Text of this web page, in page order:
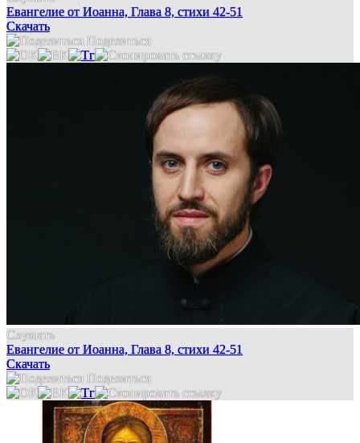
Евангелие от Иоанна, Глава 8, стихи 42-51
Скачать
Поделиться
Слушать
Евангелие от Иоанна, Глава 8, стихи 42-51
Скачать
Поделиться